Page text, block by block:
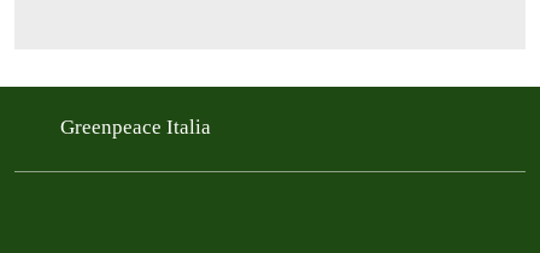
Greenpeace Italia